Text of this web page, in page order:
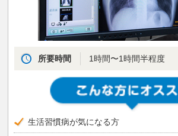
所要時間 1時間〜1時間半程度
生活習慣病が気になる方